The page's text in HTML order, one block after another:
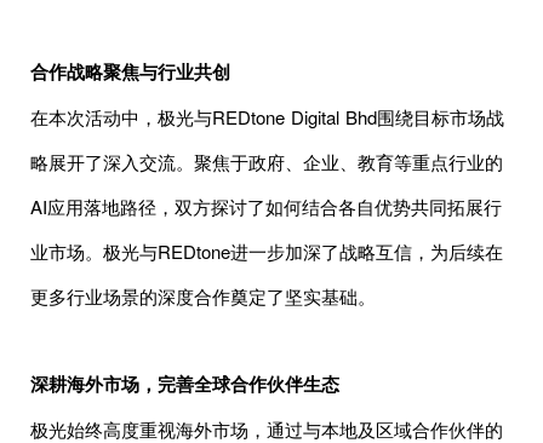
合作战略聚焦与行业共创
在本次活动中，极光与REDtone Digital Bhd围绕目标市场战
略展开了深入交流。聚焦于政府、企业、教育等重点行业的
AI应用落地路径，双方探讨了如何结合各自优势共同拓展行
业市场。极光与REDtone进一步加深了战略互信，为后续在
更多行业场景的深度合作奠定了坚实基础。
深耕海外市场，完善全球合作伙伴生态
极光始终高度重视海外市场，通过与本地及区域合作伙伴的